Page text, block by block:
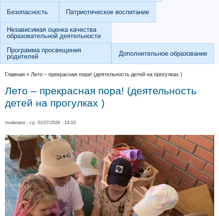
Безопасность Патриотическое воспитание
Независимая оценка качества
образовательной деятельности
Программа просвещения
родителей
Дополнительное образование
Вы здесь
Главная » Лето – прекрасная пора! (деятельность детей на прогулках )
Лето – прекрасная пора! (деятельность
детей на прогулках )
moderator - ср, 01/07/2026 - 14:03